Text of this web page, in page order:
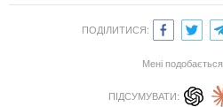
ПОДІЛИТИСЯ:
Мені подобається
ПІДСУМУВАТИ: